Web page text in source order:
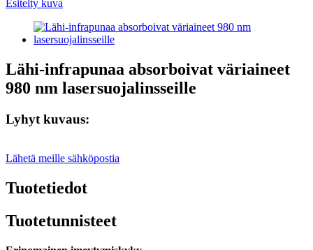
Lähi-infrapunaa absorboivat väriaineet
980 nm lasersuojalinsseille
Lyhyt kuvaus:
Lähetä meille sähköpostia
Tuotetiedot
Tuotetunnisteet